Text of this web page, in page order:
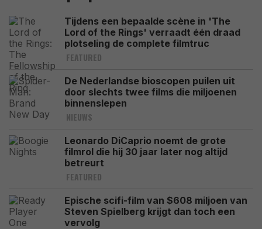
Tijdens een bepaalde scène in 'The
Lord of the Rings' verraadt één draad
plotseling de complete filmtruc
FEATURED
De Nederlandse bioscopen puilen uit
door slechts twee films die miljoenen
binnenslepen
NIEUWS
Leonardo DiCaprio noemt de grote
filmrol die hij 30 jaar later nog altijd
betreurt
FEATURED
Epische scifi-film van $608 miljoen van
Steven Spielberg krijgt dan toch een
vervolg